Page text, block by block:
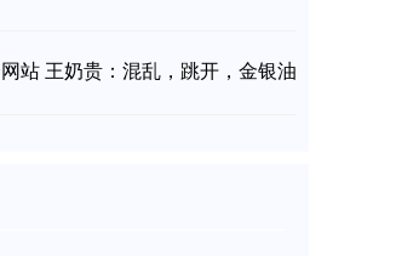
站 王奶贵：混乱，跳开，金银油